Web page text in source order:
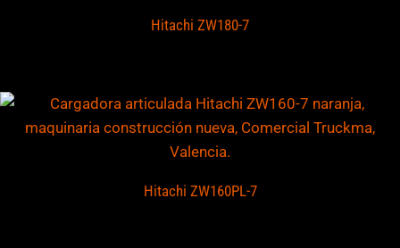
Hitachi ZW180-7
Hitachi ZW160PL-7